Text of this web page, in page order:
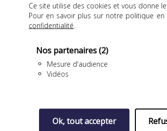
Ce site utilise des cookies et vous donne
Pour en savoir plus sur notre politique
confidentialité
Nos partenaires(2)
Mesure d'audience
Vidéos
Ok, tout accepter